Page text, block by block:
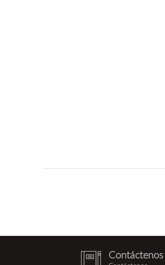
notebookContáctenos